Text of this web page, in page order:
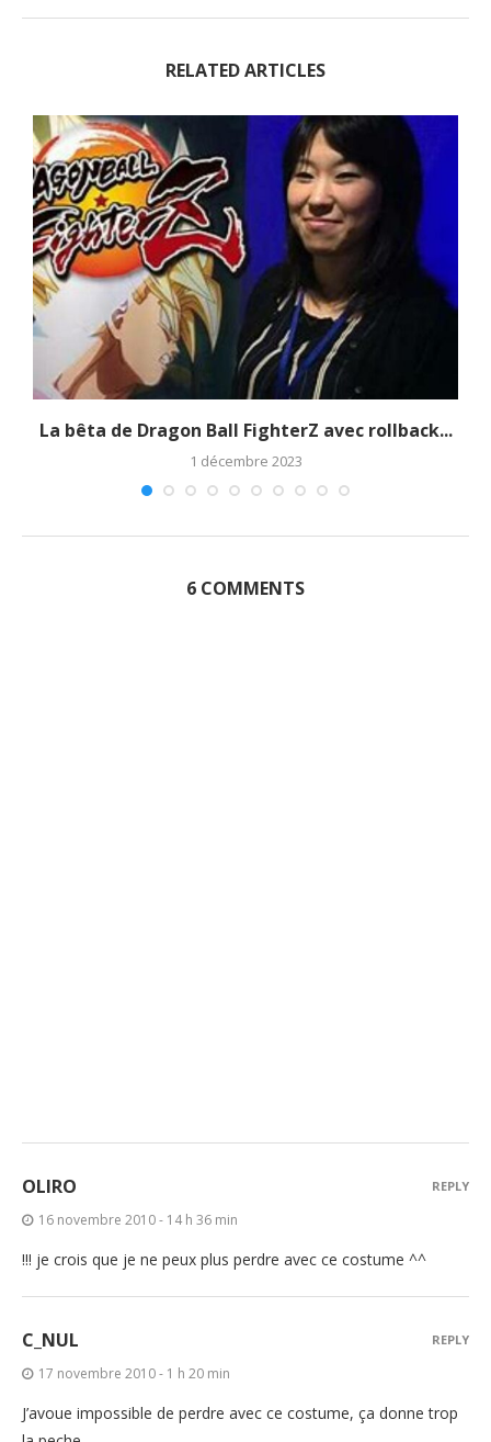
RELATED ARTICLES
La bêta de Dragon Ball FighterZ avec rollback...
1 décembre 2023
6 COMMENTS
OLIRO
16 novembre 2010 - 14 h 36 min
!!! je crois que je ne peux plus perdre avec ce costume ^^
REPLY
C_NUL
17 novembre 2010 - 1 h 20 min
J’avoue impossible de perdre avec ce costume, ça donne trop
REPLY